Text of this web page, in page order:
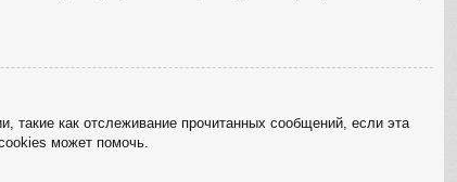
такие как отслеживание прочитанных сообщений, если эта
может помочь.